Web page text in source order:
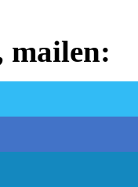
mailen: